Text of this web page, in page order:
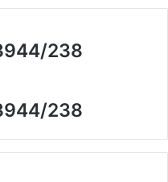
238
238